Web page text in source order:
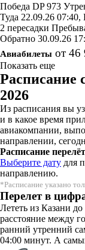
Победа DP 973
Туда 22.09.26 07:40,
2 пересадки
Обратно 30.09.26
Авиабилеты от 46
Показать еще
Расписание
2026
Из расписания вы
и в какое время
авиакомпании,
направлении,
Расписание
Выберите дату для
направлению.
*Расписание указано
Перелет в
Лететь из Казани
расстояние между
ранний утренний
04:00 минут. А